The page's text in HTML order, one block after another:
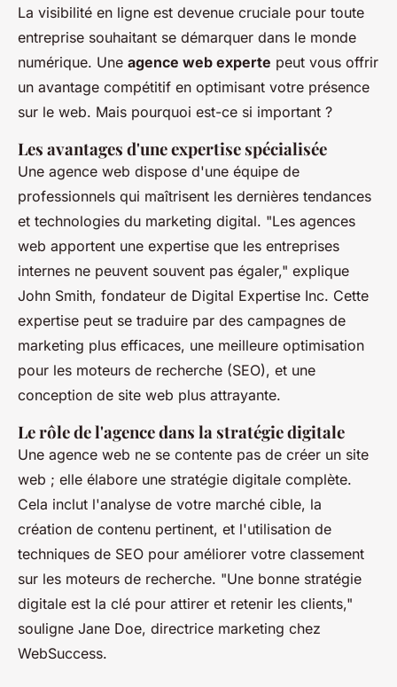
La visibilité en ligne est devenue cruciale pour toute
entreprise souhaitant se démarquer dans le monde
numérique. Une agence web experte peut vous offrir
un avantage compétitif en optimisant votre présence
sur le web. Mais pourquoi est-ce si important ?
Les avantages d'une expertise spécialisée
Une agence web dispose d'une équipe de
professionnels qui maîtrisent les dernières tendances
et technologies du marketing digital. "Les agences
web apportent une expertise que les entreprises
internes ne peuvent souvent pas égaler," explique
John Smith, fondateur de Digital Expertise Inc. Cette
expertise peut se traduire par des campagnes de
marketing plus efficaces, une meilleure optimisation
pour les moteurs de recherche (SEO), et une
conception de site web plus attrayante.
Le rôle de l'agence dans la stratégie digitale
Une agence web ne se contente pas de créer un site
web ; elle élabore une stratégie digitale complète.
Cela inclut l'analyse de votre marché cible, la
création de contenu pertinent, et l'utilisation de
techniques de SEO pour améliorer votre classement
sur les moteurs de recherche. "Une bonne stratégie
digitale est la clé pour attirer et retenir les clients,"
souligne Jane Doe, directrice marketing chez
WebSuccess.